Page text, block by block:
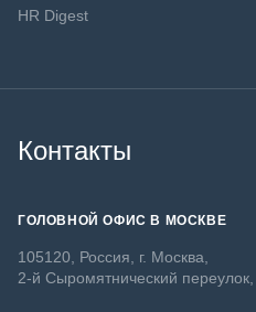
HR Digest
Контакты
ГОЛОВНОЙ ОФИС В МОСКВЕ
105120, Россия, г. Москва,
2-й Сыромятнический